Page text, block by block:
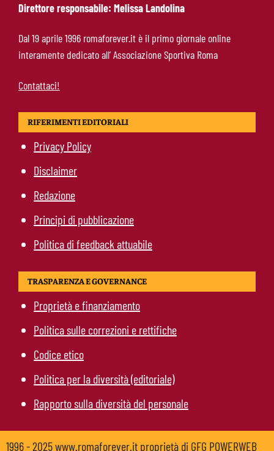
Calciomercato Roma, cessione in Serie C:
operazione ai dettagli con diritto e
controriscatto
Direttore responsabile: Melissa Landolina
Dal 19 aprile 1996 romaforever.it è il primo giornale online
interamente dedicato all’ Associazione Sportiva Roma
Contattaci!
RIFERIMENTI EDITORIALI
Privacy Policy
Disclaimer
Redazione
Principi di pubblicazione
Politica di feedback attuabile
TRASPARENZA E GOVERNANCE
Proprietà e finanziamento
Politica sulle correzioni e rettifiche
Codice etico
Politica per la diversità (editoriale)
Rapporto sulla diversità del personale
1996 - 2025 www.romaforever.it proprietà di GFG POWERWEB